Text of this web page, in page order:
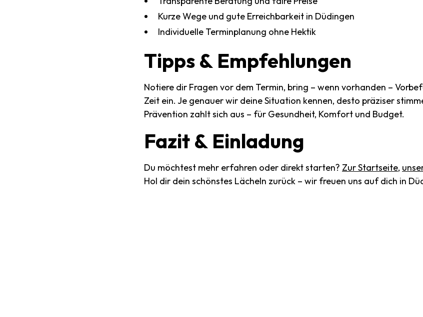
Kurze Wege und gute Erreichbarkeit in Düdingen
Individuelle Terminplanung ohne Hektik
Tipps & Empfehlungen
Notiere dir Fragen vor dem Termin, bring – wenn vorhanden –
Zeit ein. Je genauer wir deine Situation kennen, desto präziser
Prävention zahlt sich aus – für Gesundheit, Komfort und Budget.
Fazit & Einladung
Du möchtest mehr erfahren oder direkt starten? Zur Startseite,
Hol dir dein schönstes Lächeln zurück – wir freuen uns auf dich in